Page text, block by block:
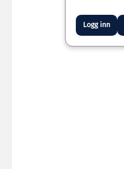
Logg inn